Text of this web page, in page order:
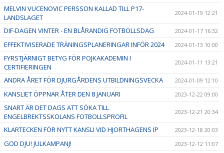
MELVIN VUCENOVIC PERSSON KALLAD TILL P17-
LANDSLAGET
2024-01-19 12:21
DIF-DAGEN VINTER - EN BLÅRANDIG FOTBOLLSDAG 2024-01-17 16:32
EFFEKTIVISERADE TRÄNINGSPLANERINGAR INFÖR 2024 2024-01-13 10:00
FYRSTJÄRNIGT BETYG FÖR POJKAKADEMIN I
CERTIFIERINGEN
2024-01-11 13:21
ANDRA ÅRET FÖR DJURGÅRDENS UTBILDNINGSVECKA 2024-01-09 12:10
KANSLIET ÖPPNAR ÅTER DEN 8 JANUARI 2023-12-22 09:00
SNART ÄR DET DAGS ATT SÖKA TILL
ENGELBREKTSSKOLANS FOTBOLLSPROFIL
2023-12-21 20:34
KLARTECKEN FÖR NYTT KANSLI VID HJORTHAGENS IP 2023-12-18 20:03
GOD DJU! JULKAMPANJ! 2023-12-12 11:07